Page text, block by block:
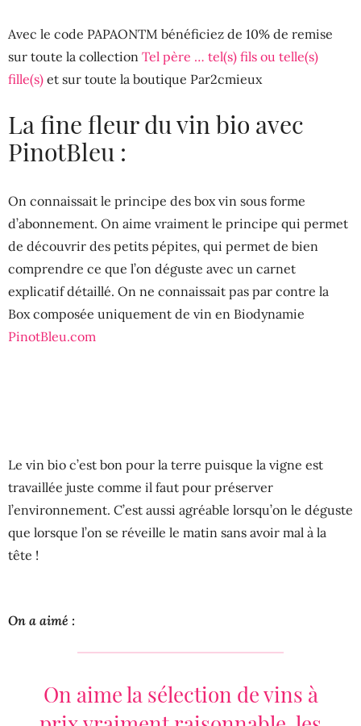
Avec le code PAPAONTM bénéficiez de 10% de remise
sur toute la collection Tel père … tel(s) fils ou telle(s)
fille(s) et sur toute la boutique Par2cmieux
La fine fleur du vin bio avec
PinotBleu :
On connaissait le principe des box vin sous forme
d’abonnement. On aime vraiment le principe qui permet
de découvrir des petits pépites, qui permet de bien
comprendre ce que l’on déguste avec un carnet
explicatif détaillé. On ne connaissait pas par contre la
Box composée uniquement de vin en Biodynamie
PinotBleu.com
Le vin bio c’est bon pour la terre puisque la vigne est
travaillée juste comme il faut pour préserver
l’environnement. C’est aussi agréable lorsqu’on le déguste
que lorsque l’on se réveille le matin sans avoir mal à la
tête !
On a aimé :
On aime la sélection de vins à